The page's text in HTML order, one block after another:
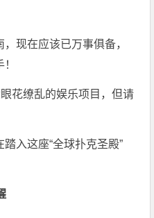
现在应该已万事俱备，
花缭乱的娱乐项目，但请
入这座“全球扑克圣殿”